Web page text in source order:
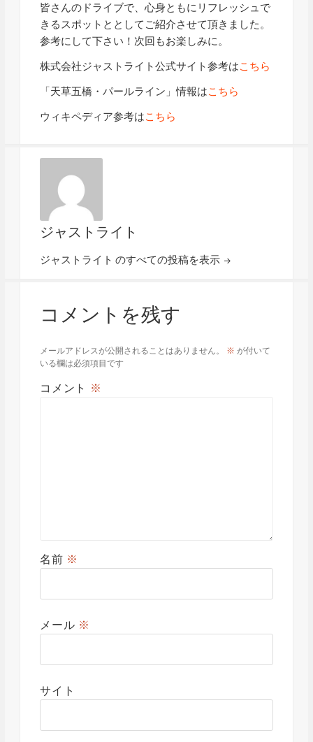
皆さんのドライブで、心身ともにリフレッシュで
きるスポットととしてご紹介させて頂きました。
参考にして下さい！次回もお楽しみに。
株式会社ジャストライト公式サイト参考はこちら
「天草五橋・パールライン」情報はこちら
ウィキペディア参考はこちら
ジャストライト
ジャストライト のすべての投稿を表示
コメントを残す
メールアドレスが公開されることはありません。 ※ が付いて
いる欄は必須項目です
コメント ※
名前 ※
メール ※
サイト